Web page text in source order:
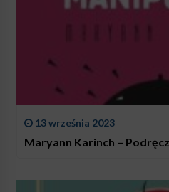
13 września 2023
Maryann Karinch –